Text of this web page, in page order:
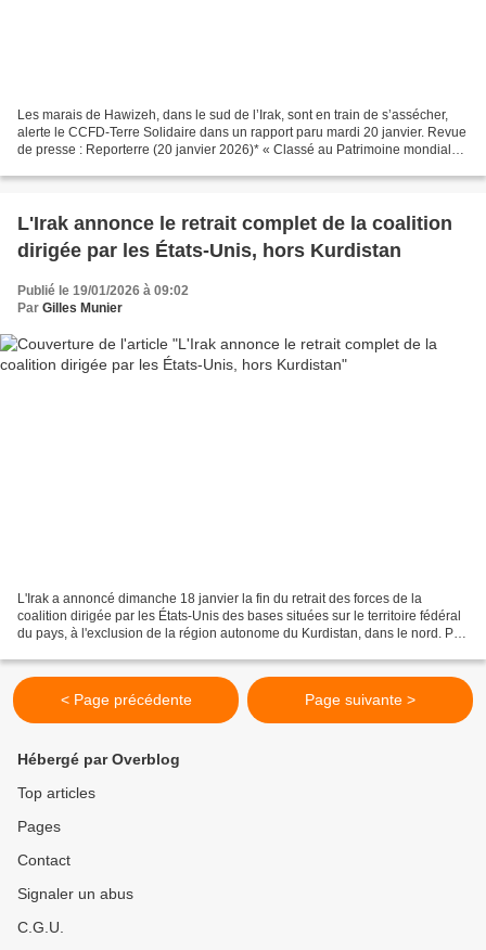
Les marais de Hawizeh, dans le sud de l’Irak, sont en train de s’assécher,
alerte le CCFD-Terre Solidaire dans un rapport paru mardi 20 janvier. Revue
de presse : Reporterre (20 janvier 2026)* « Classé au Patrimoine mondial
L'Irak annonce le retrait complet de la coalition
dirigée par les États-Unis, hors Kurdistan
Publié le 19/01/2026 à 09:02
Par Gilles Munier
L'Irak a annoncé dimanche 18 janvier la fin du retrait des forces de la
coalition dirigée par les États-Unis des bases situées sur le territoire fédéral
du pays, à l'exclusion de la région autonome du Kurdistan, dans le nord. Par
< Page précédente Page suivante >
Hébergé par Overblog
Top articles
Pages
Contact
Signaler un abus
C.G.U.